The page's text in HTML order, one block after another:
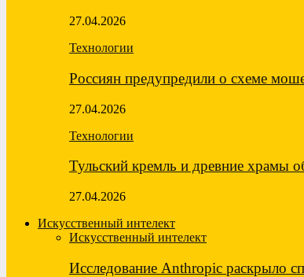
27.04.2026
Технологии
Россиян предупредили о схеме
27.04.2026
Технологии
Тульский кремль и древние храмы
27.04.2026
Искусственный интелект
Искусственный интелект
Исследование Anthropic раскрыло